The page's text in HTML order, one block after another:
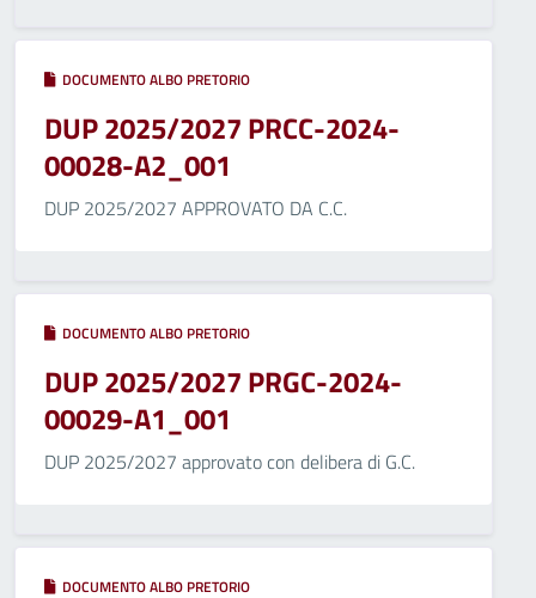
DOCUMENTO ALBO PRETORIO
DUP 2025/2027 PRCC-2024-
00028-A2_001
DUP 2025/2027 APPROVATO DA C.C.
DOCUMENTO ALBO PRETORIO
DUP 2025/2027 PRGC-2024-
00029-A1_001
DUP 2025/2027 approvato con delibera di G.C.
DOCUMENTO ALBO PRETORIO